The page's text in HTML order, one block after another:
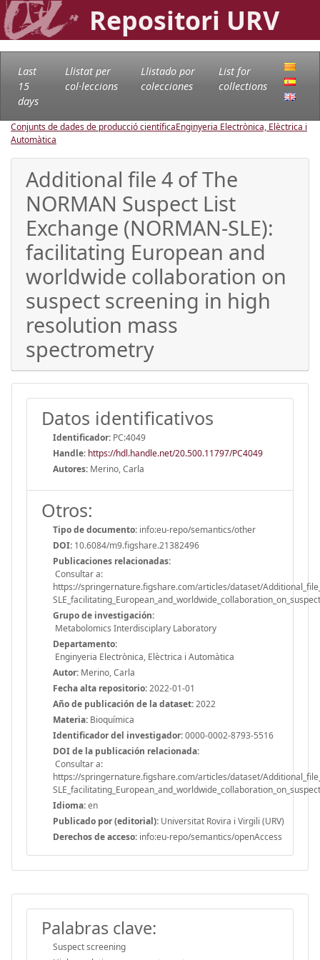
Repositori URV
Last
15
days
Llistat per
col·leccions
Llistado por
colecciones
List for
collections
Conjunts de dades de producció científicaEnginyeria Electrònica, Elèctrica i
Automàtica
Additional file 4 of The
NORMAN Suspect List
Exchange (NORMAN-SLE):
facilitating European and
worldwide collaboration on
suspect screening in high
resolution mass
spectrometry
Datos identificativos
Identificador: PC:4049
Handle: https://hdl.handle.net/20.500.11797/PC4049
Autores: Merino, Carla
Otros:
Tipo de documento: info:eu-repo/semantics/other
DOI: 10.6084/m9.figshare.21382496
Publicaciones relacionadas:
Consultar a:
https://springernature.figshare.com/articles/dataset/
Grupo de investigación:
Metabolomics Interdisciplary Laboratory
Departamento:
Enginyeria Electrònica, Elèctrica i Automàtica
Autor: Merino, Carla
Fecha alta repositorio:2022-01-01
Año de publicación de la dataset:2022
Materia: Bioquímica
Identificador del investigador:0000-0002-8793-5516
DOI de la publicación relacionada:
Consultar a:
https://springernature.figshare.com/articles/dataset/
Idioma:en
Publicado por (editorial): Universitat Rovira i Virgili (URV)
Derechos de acceso: info:eu-repo/semantics/openAccess
Palabras clave:
Suspect screening